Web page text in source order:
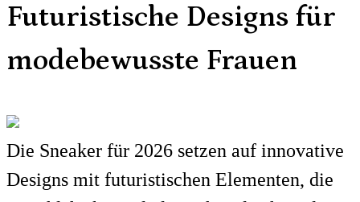
Futuristische Designs für
modebewusste Frauen
Die Sneaker für 2026 setzen auf innovative
Designs mit futuristischen Elementen, die